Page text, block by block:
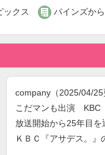
ックス  パインズか
company （2025/04/25
こだマンも出演 KBC
放送開始から25年目を
ＫＢＣ『アサデス。』